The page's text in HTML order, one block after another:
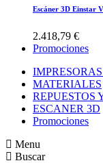
Escáner 3D Einstar
2.418,79 €
Promociones
MATERIALES
REPUESTOS
ESCANER 3D
Promociones
Menu
Buscar